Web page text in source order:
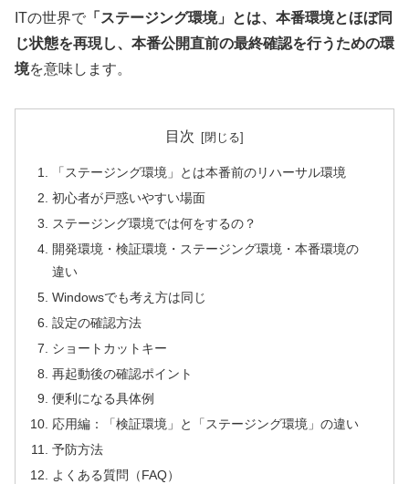
ITの世界で 「ステージング環境」とは、本番環境とほぼ同
じ状態を再現し、本番公開直前の最終確認を行うための環
境を意味します。
目次
「ステージング環境」とは本番前のリハーサル環境
初心者が戸惑いやすい場面
ステージング環境では何をするの？
開発環境・検証環境・ステージング環境・本番環境の
違い
Windowsでも考え方は同じ
設定の確認方法
ショートカットキー
再起動後の確認ポイント
便利になる具体例
応用編：「検証環境」と「ステージング環境」の違い
予防方法
よくある質問（FAQ）